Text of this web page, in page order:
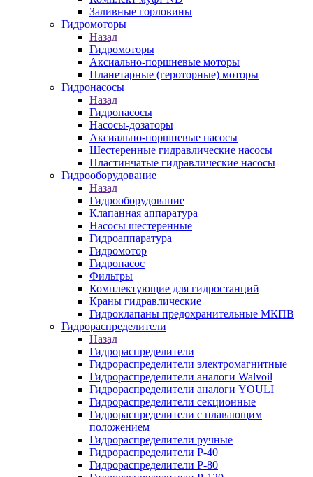
Заливные горловины
Гидромоторы
Назад
Гидромоторы
Аксиально-поршневые моторы
Планетарные (героторные) моторы
Гидронасосы
Назад
Гидронасосы
Насосы-дозаторы
Аксиально-поршневые насосы
Шестеренные гидравлические насосы
Пластинчатые гидравлические насосы
Гидрооборудование
Назад
Гидрооборудование
Клапанная аппаратура
Насосы шестеренные
Гидроаппаратура
Гидромотор
Гидронасос
Фильтры
Комплектующие для гидростанций
Краны гидравлические
Гидроклапаны предохранительные МКПВ
Гидрораспределители
Назад
Гидрораспределители
Гидрораспределители электромагнитные
Гидрораспределители аналоги Walvoil
Гидрораспределители аналоги YOULI
Гидрораспределители секционные
Гидрораспределители с плавающим
положением
Гидрораспределители ручные
Гидрораспределители Р-40
Гидрораспределители Р-80